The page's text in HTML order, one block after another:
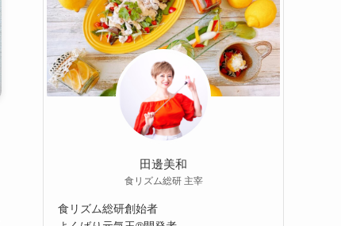
田邊美和
食リズム総研 主宰
食リズム総研創始者